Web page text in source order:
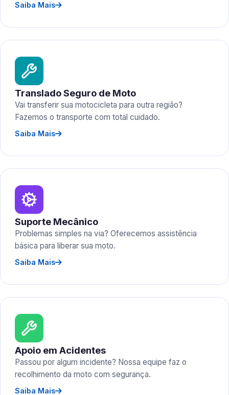
Saiba Mais
Translado Seguro de Moto
Vai transferir sua motocicleta para outra região?
Fazemos o transporte com total cuidado.
Saiba Mais
Suporte Mecânico
Problemas simples na via? Oferecemos assistência
básica para liberar sua moto.
Saiba Mais
Apoio em Acidentes
Passou por algum incidente? Nossa equipe faz o
recolhimento da moto com segurança.
Saiba Mais